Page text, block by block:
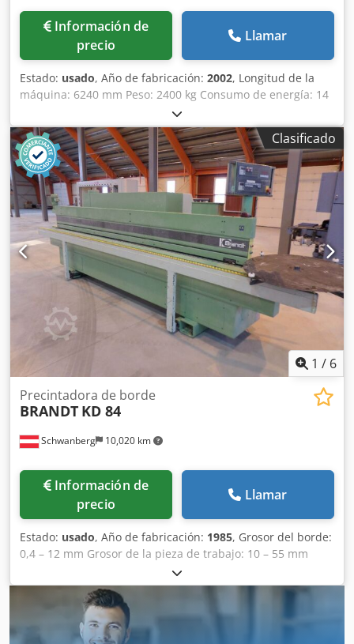
Información de
precio
Llamar
Estado: usado, Año de fabricación: 2002, Longitud de la
máquina: 6240 mm Peso: 2400 kg Consumo de energía: 14
kW Diámetro de extracción: 120 / 140 mm Dkodpfx
Aovvkfwjkbjr Ubicación de almacenamiento: Nattheim
Clasificado
1 / 6
Schwanberg 10,020 km
Precintadora de borde
BRANDT KD 84
Información de
precio
Llamar
Estado: usado, Año de fabricación: 1985, Grosor del borde:
0,4 – 12 mm Grosor de la pieza de trabajo: 10 – 55 mm
Longitud mínima de la pieza de trabajo: 160 mm Anchura
mínima de la pieza de trabajo: 65 mm Avance: 13 m/min
Conexión neumática: 7 bares Longitud total: 5220 mm
Peso: 1950 kg Recipiente de calentamiento con gránulos de
adhesivo termofusible Quickmelt Sentido de rotación del